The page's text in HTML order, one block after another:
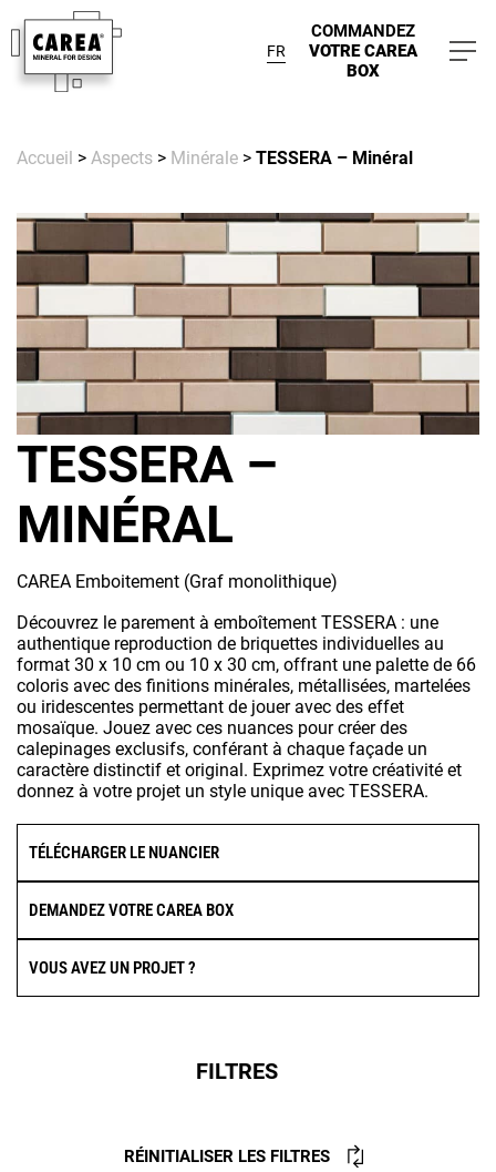
FR
COMMANDEZ
VOTRE CAREA
BOX
Accueil > Aspects > Minérale > TESSERA – Minéral
TESSERA –
MINÉRAL
CAREA Emboitement (Graf monolithique)
Découvrez le parement à emboîtement TESSERA : une
authentique reproduction de briquettes individuelles au
format 30 x 10 cm ou 10 x 30 cm, offrant une palette de 66
coloris avec des finitions minérales, métallisées, martelées
ou iridescentes permettant de jouer avec des effet
mosaïque. Jouez avec ces nuances pour créer des
calepinages exclusifs, conférant à chaque façade un
caractère distinctif et original. Exprimez votre créativité et
donnez à votre projet un style unique avec TESSERA.
TÉLÉCHARGER LE NUANCIER
DEMANDEZ VOTRE CAREA BOX
VOUS AVEZ UN PROJET ?
FILTRES
RÉINITIALISER LES FILTRES